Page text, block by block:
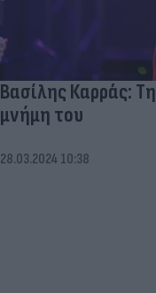
Βασίλης Καρράς:
μνήμη του
28.03.2024 10:38